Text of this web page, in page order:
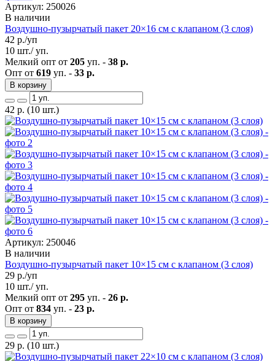
Артикул: 250026
В наличии
Воздушно-пузырчатый пакет 20×16 см с клапаном (3 слоя)
42 р./уп
10 шт./ уп.
Мелкий опт от 205 уп. - 38 р.
Опт от 619 уп. - 33 р.
В корзину
42 р. (10 шт.)
Артикул: 250046
В наличии
Воздушно-пузырчатый пакет 10×15 см с клапаном (3 слоя)
29 р./уп
10 шт./ уп.
Мелкий опт от 295 уп. - 26 р.
Опт от 834 уп. - 23 р.
В корзину
29 р. (10 шт.)